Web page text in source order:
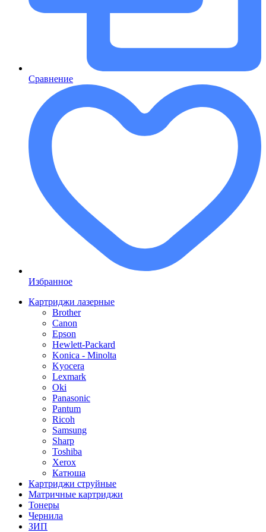
Сравнение
Избранное
Картриджи лазерные
Brother
Canon
Epson
Hewlett-Packard
Konica - Minolta
Kyocera
Lexmark
Oki
Panasonic
Pantum
Ricoh
Samsung
Sharp
Toshiba
Xerox
Катюша
Картриджи струйные
Матричные картриджи
Тонеры
Чернила
ЗИП